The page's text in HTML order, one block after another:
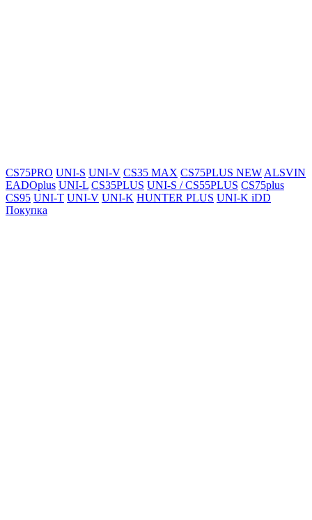
CS75PRO UNI-S UNI-V CS35 MAX CS75PLUS NEW ALSVIN
EADOplus UNI-L CS35PLUS UNI-S / CS55PLUS CS75plus
CS95 UNI-T UNI-V UNI-K HUNTER PLUS UNI-K iDD
Покупка